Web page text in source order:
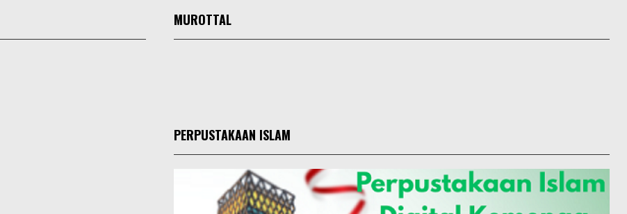
MUROTTAL
PERPUSTAKAAN ISLAM